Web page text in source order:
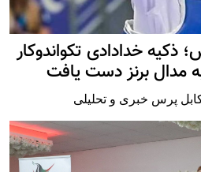
۲۰۲۴ پاریس؛ ذکیه خدادادی تکواندوکار
مدال برنز دست یافت
پرس خبری و تحلیلی